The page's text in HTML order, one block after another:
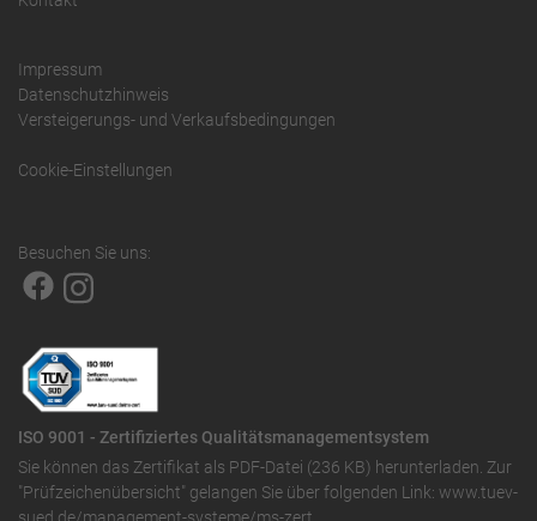
Impressum
Datenschutzhinweis
Versteigerungs- und Verkaufsbedingungen
Cookie-Einstellungen
Besuchen Sie uns:
ISO 9001 - Zertifiziertes Qualitätsmanagementsystem
Sie können das Zertifikat als PDF-Datei (236 KB) herunterladen. Zur
"Prüfzeichenübersicht" gelangen Sie über folgenden Link: www.tuev-